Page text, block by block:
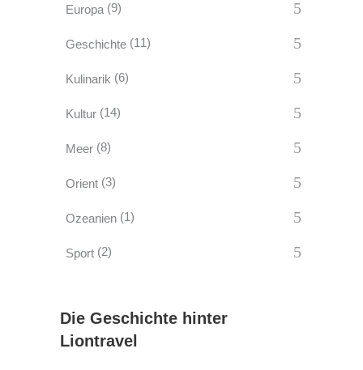
Europa (9)
Geschichte (11)
Kulinarik (6)
Kultur (14)
Meer (8)
Orient (3)
Ozeanien (1)
Sport (2)
Die Geschichte hinter
Liontravel